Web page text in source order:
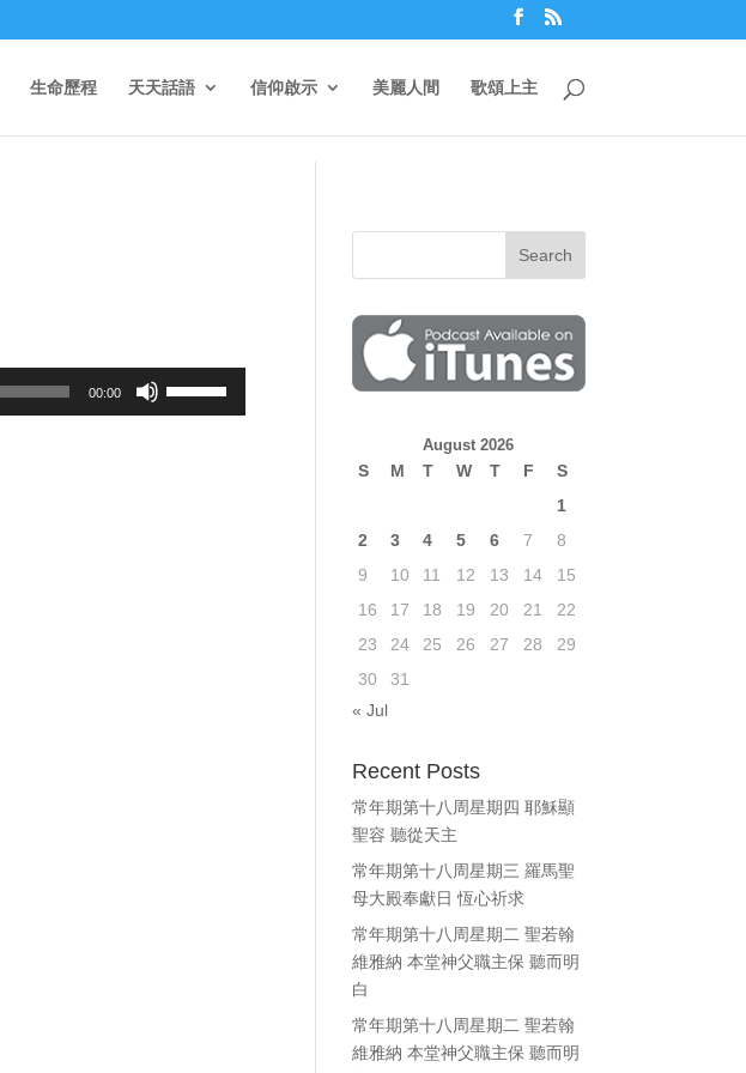
生命歷程 天天話語 信仰啟示 美麗人間 歌頌上主
00:00
August 2026
S M T W T F
S
1
2
3 4 5 6 7
8
9
10 11 12 13 14
15
16
17 18 19 20 21
22
23
24 25 26 27 28
29
30
31
« Jul
Recent Posts
常年期第十八周星期四 耶穌顯
聖容 聽從天主
常年期第十八周星期三 羅馬聖
母大殿奉獻日 恆心祈求
常年期第十八周星期二 聖若翰
維雅納 本堂神父職主保 聽而明
白
常年期第十八周星期二 聖若翰
維雅納 本堂神父職主保 聽而明